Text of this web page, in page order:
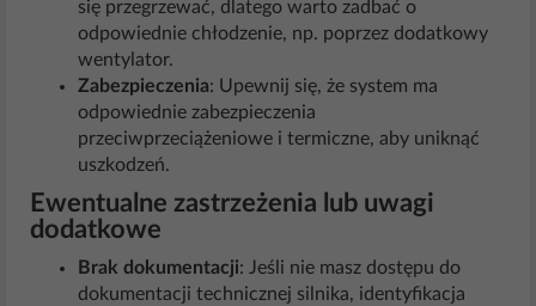
się przegrzewać, dlatego warto zadbać o
odpowiednie chłodzenie, np. poprzez dodatkowy
wentylator.
Zabezpieczenia: Upewnij się, że system ma
odpowiednie zabezpieczenia
przeciwprzeciążeniowe i termiczne, aby uniknąć
uszkodzeń.
Ewentualne zastrzeżenia lub uwagi
dodatkowe
Brak dokumentacji: Jeśli nie masz dostępu do
dokumentacji technicznej silnika, identyfikacja